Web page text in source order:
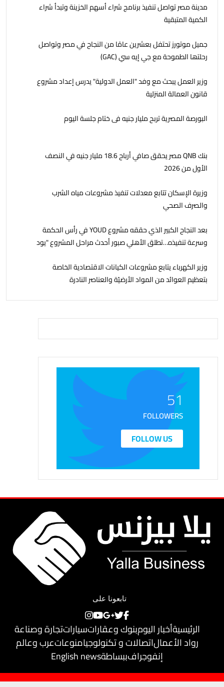
مدينة مصر تواصل تنفيذ برنامج شراء أسهم الخزينة وتبدأ شراء
الكمية المتبقية
جمیل موتورز تحتفل بعشرين عامًا من النجاح في مصر وتواصل
رحلتھا الطموحة مع جي إيه سي (GAC)
وزير العمل يبحث مع وفد "العمل الدولية" يدرس إعداد مشروع
قانون العمالة المنزلية
البورصة المصرية تربح مليار جنيه فى ختام جلسة اليوم
بنك QNB مصر يحقق صافي أرباح 18.6 مليار جنيه في النصف
الأول من 2026
وزيرة الإسكان تتابع معدلات تنفيذ مشروعات مياه الشرب
والصرف الصحي
بعد النجاح الكبير الذي حققه مشروع YOUD في رأس الحكمة
وسرعة تنفيذه…تطلق الأهلي صبور أحدث مراحل المشروع "يود
وزير الكهرباء يتابع مشروعات الكيانات الاقتصادية الخاصة
بتعظيم العوائد من المواد الأرضيّة والعناصر النادرة
51
FOLLOWERS
FOLLOW US
تابعونا على
الرئيسيةأخبار اليومبنوك وعقاراتسياراتتجارة وصناعة
رواد الأعمالاتصالات و تكنولوجيامنوعاتعرب وعالم
إنفوجرافببساطةEnglish news